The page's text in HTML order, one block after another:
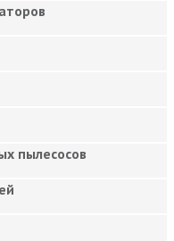
пылесосов